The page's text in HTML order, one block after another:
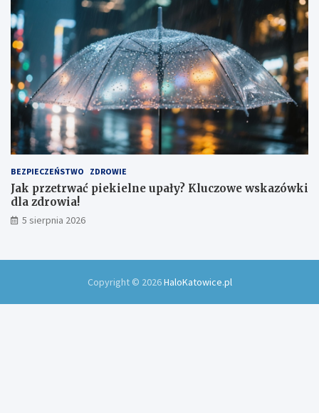
BEZPIECZEŃSTWO ZDROWIE
Jak przetrwać piekielne upały? Kluczowe wskazówki
dla zdrowia!
5 sierpnia 2026
Copyright © 2026HaloKatowice.pl